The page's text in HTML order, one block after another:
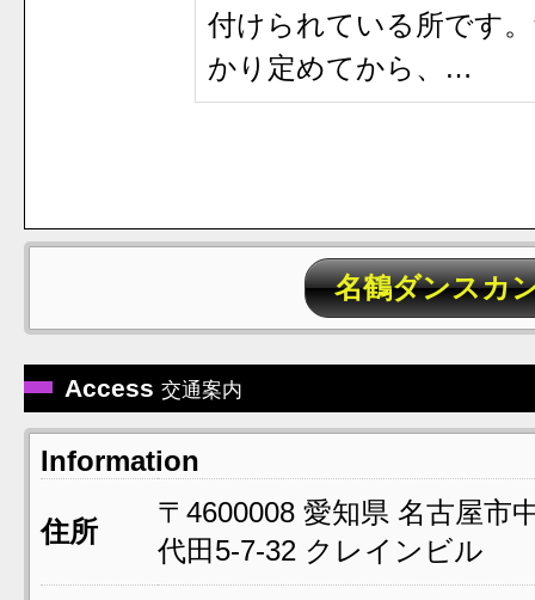
付けられている所です
かり定めてから、…
名鶴ダンスカ
Access 交通案内
Information
住所
〒4600008 愛知県 名古屋市
代田5-7-32クレインビル